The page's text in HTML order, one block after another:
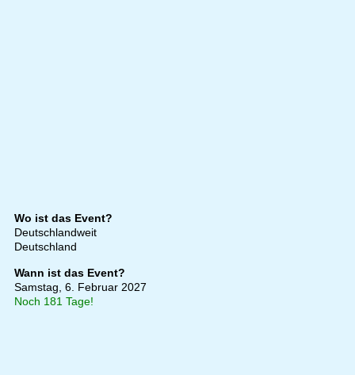
Wo ist das Event?
Deutschlandweit
Deutschland
Wann ist das Event?
Samstag, 6. Februar 2027
Noch 181 Tage!